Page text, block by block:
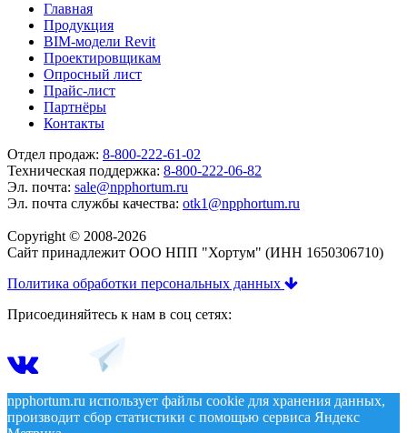
Главная
Продукция
BIM-модели Revit
Проектировщикам
Опросный лист
Прайс-лист
Партнёры
Контакты
Отдел продаж: 8-800-222-61-02
Техническая поддержка: 8-800-222-06-82
Эл. почта: sale@npphortum.ru
Эл. почта службы качества: otk1@npphortum.ru
Copyright © 2008-2026
Cайт принадлежит ООО НПП "Хортум" (ИНН 1650306710)
Политика обработки персональных данных
Присоединяйтесь к нам в соц сетях:
npphortum.ru использует файлы cookie для хранения данных,
производит сбор статистики с помощью сервиса Яндекс